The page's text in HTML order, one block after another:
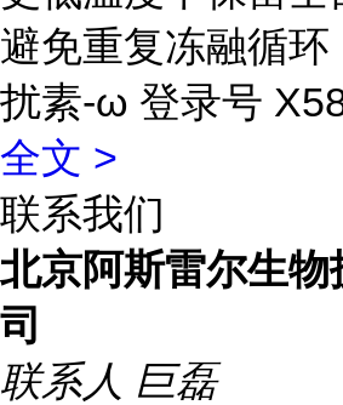
避免重复冻融循环
扰素-ω 登录号
全文 >
联系我们
北京阿斯雷尔生物
司
联系人 巨磊